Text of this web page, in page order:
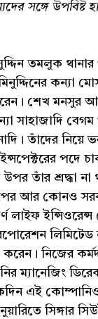
সঙ্গে উপবিষ্ট
তমলুক থানার
কন্যা
শেখ মনসুর
সাহাজাদি বেগম
তাঁদের
পদে
উপর তাঁর শ্রদ্ধা
আর কোনও
লাইফ
করপোরেশন
নিজের
ম্যানেজিং
এই
সিঙ্গার